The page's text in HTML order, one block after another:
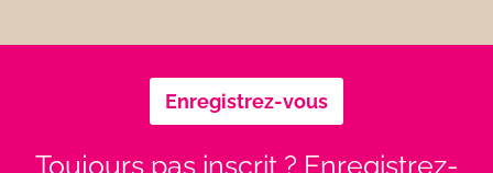
Enregistrez-vous
Toujours pas inscrit ? Enregistrez-